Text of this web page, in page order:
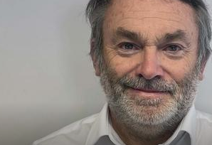
Briefings
FLASH INFO